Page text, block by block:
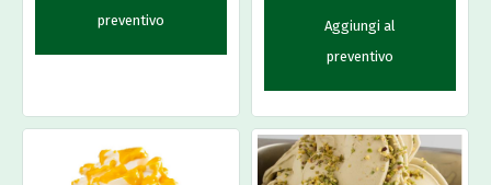
preventivo
Aggiungi al
preventivo